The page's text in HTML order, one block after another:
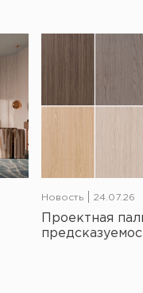
Новость 24.07.26
Проектная